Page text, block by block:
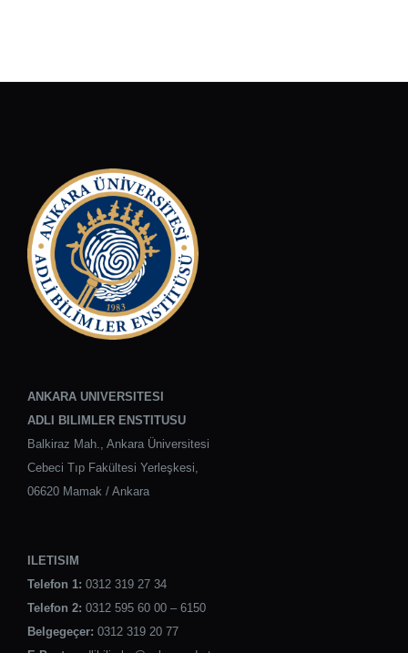
ANKARA UNIVERSITESI
ADLI BILIMLER ENSTITUSU
Balkiraz Mah., Ankara Üniversitesi
Cebeci Tıp Fakültesi Yerleşkesi,
06620 Mamak / Ankara
ILETISIM
Telefon 1: 0312 319 27 34
Telefon 2: 0312 595 60 00 – 6150
Belgegeçer: 0312 319 20 77